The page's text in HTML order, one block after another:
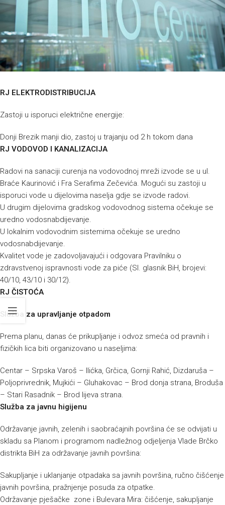
RJ ELEKTRODISTRIBUCIJA
Zastoji u isporuci električne energije:
Donji Brezik manji dio, zastoj u trajanju od 2 h tokom dana
RJ VODOVOD I KANALIZACIJA
Radovi na sanaciji curenja na vodovodnoj mreži izvode se u ul.
Braće Kaurinović i Fra Serafima Zečevića. Mogući su zastoji u
isporuci vode u dijelovima naselja gdje se izvode radovi.
U drugim dijelovima gradskog vodovodnog sistema očekuje se
uredno vodosnabdijevanje.
U lokalnim vodovodnim sistemima očekuje se uredno
vodosnabdijevanje.
Kvalitet vode je zadovoljavajući i odgovara Pravilniku o
zdravstvenoj ispravnosti vode za piće (Sl. glasnik BiH, brojevi:
40/10, 43/10 i 30/12).
RJ ČISTOĆA
Služba za upravljanje otpadom
Prema planu, danas će prikupljanje i odvoz smeća od pravnih i
fizičkih lica biti organizovano u naseljima:
Centar – Srpska Varoš – Ilićka, Grčica, Gornji Rahić, Dizdaruša –
Poljoprivrednik, Mujkići – Gluhakovac – Brod donja strana, Broduša
– Stari Rasadnik – Brod lijeva strana.
Služba za javnu higijenu
Održavanje javnih, zelenih i saobraćajnih površina će se odvijati u
skladu sa Planom i programom nadležnog odjeljenja Vlade Brčko
distrikta BiH za održavanje javnih površina:
Sakupljanje i uklanjanje otpadaka sa javnih površina, ručno čišćenje
javnih površina, pražnjenje posuda za otpatke.
Održavanje pješačke zone i Bulevara Mira: čišćenje, sakupljanje